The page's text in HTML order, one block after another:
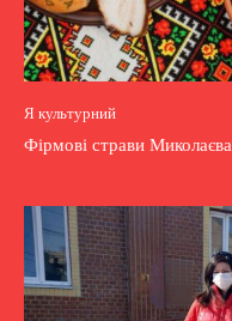
Я культурний
Фірмові страви Миколаєва